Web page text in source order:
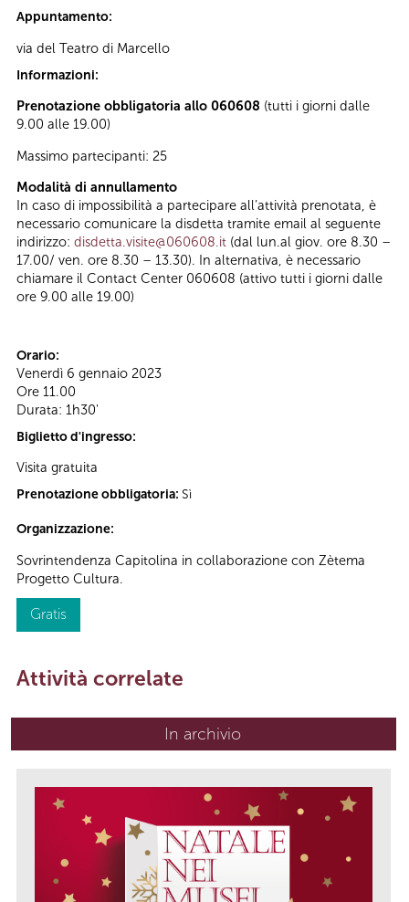
Appuntamento:
via del Teatro di Marcello
Informazioni:
Prenotazione obbligatoria allo 060608 (tutti i giorni dalle
9.00 alle 19.00)
Massimo partecipanti: 25
Modalità di annullamento
In caso di impossibilità a partecipare all’attività prenotata, è
necessario comunicare la disdetta tramite email al seguente
indirizzo: disdetta.visite@060608.it (dal lun.al giov. ore 8.30 –
17.00/ ven. ore 8.30 – 13.30). In alternativa, è necessario
chiamare il Contact Center 060608 (attivo tutti i giorni dalle
ore 9.00 alle 19.00)
Orario:
Venerdì 6 gennaio 2023
Ore 11.00
Durata: 1h30'
Biglietto d'ingresso:
Visita gratuita
Prenotazione obbligatoria: Sì
Organizzazione:
Sovrintendenza Capitolina in collaborazione con Zètema
Progetto Cultura.
Gratis
Attività correlate
In archivio